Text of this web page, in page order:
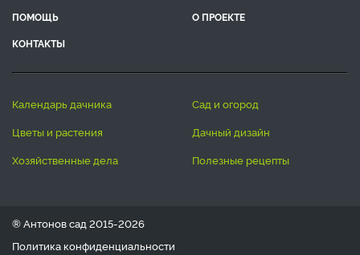
ПОМОЩЬ
О ПРОЕКТЕ
КОНТАКТЫ
календарь дачника
сад и огород
цветы и растения
дачный дизайн
хозяйственные дела
полезные рецепты
® Антонов сад 2015-2026
Политика конфиденциальности